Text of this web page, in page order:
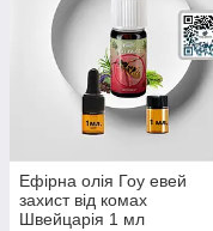
Ефірна олія Гоу евей
захист від комах
Швейцарія 1 мл